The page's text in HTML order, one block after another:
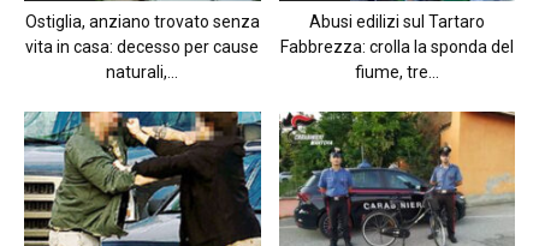
Ostiglia, anziano trovato senza
vita in casa: decesso per cause
naturali,...
Abusi edilizi sul Tartaro
Fabbrezza: crolla la sponda del
fiume, tre...